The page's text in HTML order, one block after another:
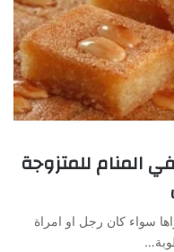
المنام للمتزوجة
سواء كان رجل او امراة